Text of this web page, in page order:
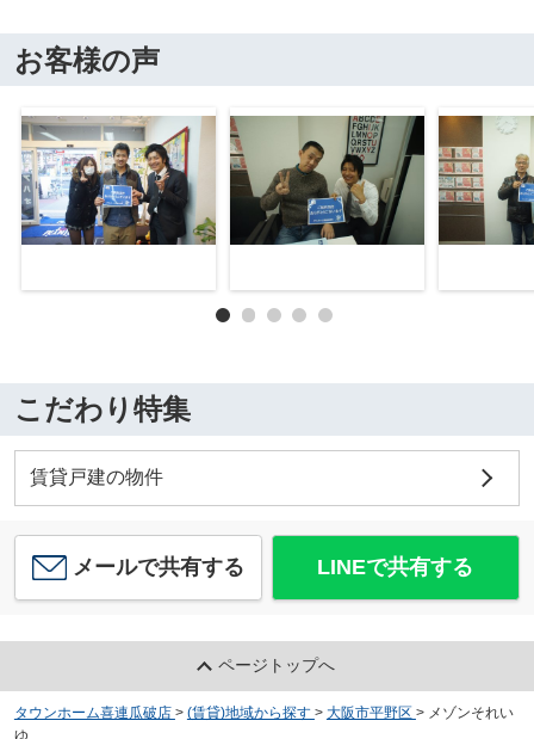
お客様の声
こだわり特集
賃貸戸建の物件
メールで共有する LINEで共有する
ページトップへ
タウンホーム喜連瓜破店 > (賃貸)地域から探す > 大阪市平野区 > メゾンそれい